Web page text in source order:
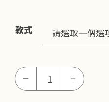
款式
－ ＋